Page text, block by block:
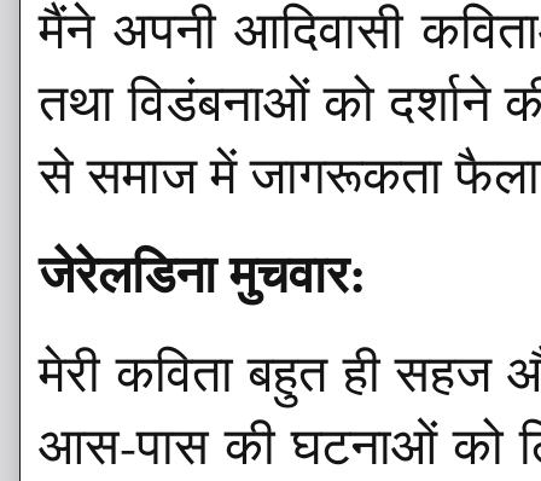
मैंने अपनी आदिवासी
तथा विडंबनाओं को दर्शाने
से समाज में जागरूकता
जेरेलडिना मुचवार:
मेरी कविता बहुत ही
आस-पास की घटनाओं को